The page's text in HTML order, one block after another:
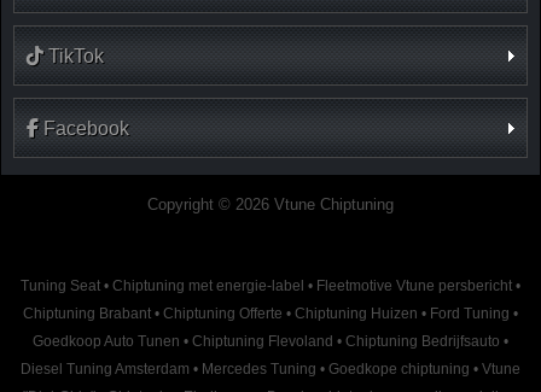
TikTok
Facebook
Copyright © 2026 Vtune Chiptuning
Tuning Seat • Chiptuning met energie-label • Fleetmotive Vtune persbericht •
Chiptuning Brabant • Chiptuning Offerte • Chiptuning Huizen • Ford Tuning •
Goedkoop Auto Tunen • Chiptuning Flevoland • Chiptuning Bedrijfsauto •
Diesel Tuning Amsterdam • Mercedes Tuning • Goedkope chiptuning • Vtune